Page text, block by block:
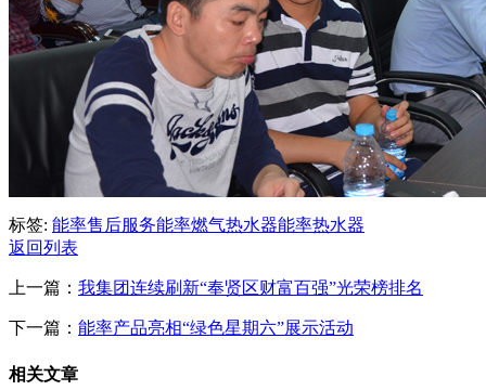
标签: 能率售后服务能率燃气热水器能率热水器
返回列表
上一篇： 我集团连续刷新“奉贤区财富百强”光荣榜排名
下一篇： 能率产品亮相“绿色星期六”展示活动
相关文章